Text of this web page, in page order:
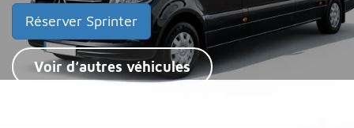
Réserver Sprinter
Voir d’autres véhicules